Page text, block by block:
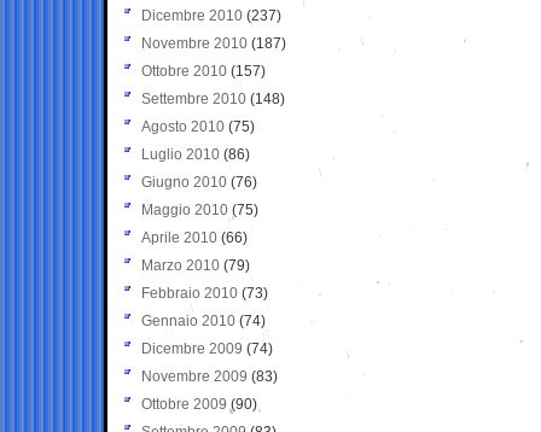
Dicembre 2010 (237)
Novembre 2010 (187)
Ottobre 2010 (157)
Settembre 2010 (148)
Agosto 2010 (75)
Luglio 2010 (86)
Giugno 2010 (76)
Maggio 2010 (75)
Aprile 2010 (66)
Marzo 2010 (79)
Febbraio 2010 (73)
Gennaio 2010 (74)
Dicembre 2009 (74)
Novembre 2009 (83)
Ottobre 2009 (90)